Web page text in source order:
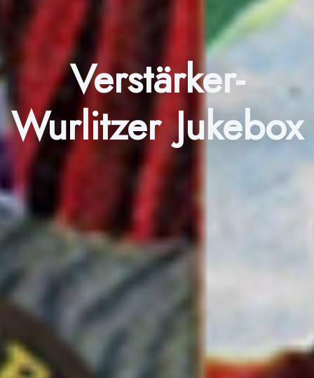
Verstärker-
Wurlitzer Jukebox